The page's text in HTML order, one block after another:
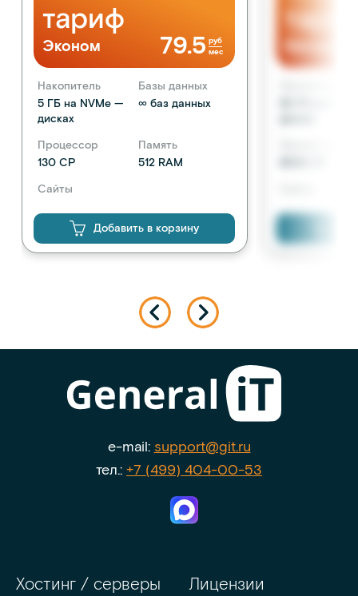
тариф
Эконом 79.5 руб
мес
Накопитель
5 ГБ на NVMe —
дисках
Базы данных
∞ баз данных
Процессор
130 CP
Память
512 RAM
Сайты
Добавить в корзину
Магазин
e-mail: support@git.ru
тел.: +7 (499) 404-00-53
Хостинг / серверы Лицензии